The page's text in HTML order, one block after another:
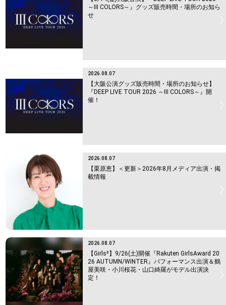
～Ⅲ COLORS～』グッズ販売時間・場所のお知ら
せ
2026.08.07
【大阪公演グッズ販売時間・場所のお知らせ】
『DEEP LIVE TOUR 2026 ～Ⅲ COLORS～』開
催！
2026.08.07
【栗原恵】＜更新＞2026年8月メディア出演・掲
載情報
2026.08.07
【Girls²】9/26(土)開催『Rakuten GirlsAward 20
26 AUTUMN/WINTER』パフォーマンス出演＆鶴
屋美咲・小川桜花・山口綺羅がモデル出演決
定！